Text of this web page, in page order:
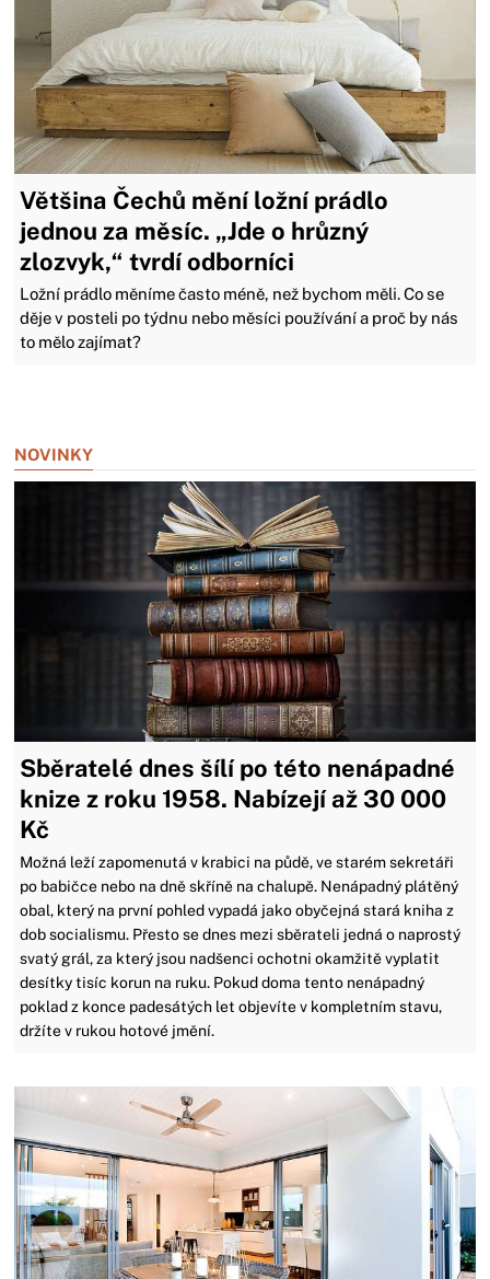
Většina Čechů mění ložní prádlo
jednou za měsíc. „Jde o hrůzný
zlozvyk,“ tvrdí odborníci
Ložní prádlo měníme často méně, než bychom měli. Co se
děje v posteli po týdnu nebo měsíci používání a proč by nás
to mělo zajímat?
NOVINKY
Sběratelé dnes šílí po této nenápadné
knize z roku 1958. Nabízejí až 30 000
Kč
Možná leží zapomenutá v krabici na půdě, ve starém sekretáři
po babičce nebo na dně skříně na chalupě. Nenápadný plátěný
obal, který na první pohled vypadá jako obyčejná stará kniha z
dob socialismu. Přesto se dnes mezi sběrateli jedná o naprostý
svatý grál, za který jsou nadšenci ochotni okamžitě vyplatit
desítky tisíc korun na ruku. Pokud doma tento nenápadný
poklad z konce padesátých let objevíte v kompletním stavu,
držíte v rukou hotové jmění.